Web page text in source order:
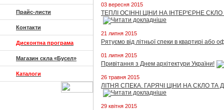
Прайс-листи
Контакти
Дисконтна програма
Магазин скла «Бусел»
Каталоги
03 вересня 2015
ТЕПЛІ ОСІННІ ЦІНИ НА ІНТЕР'ЄРНЕ
21 липня 2015
Рятуємо від літньої спеки в квартирі або
01 липня 2015
Привітання з Днем архітектури України!
26 травня 2015
ЛІТНЯ СПЕКА. ГАРЯЧІ ЦІНИ НА СКЛО ТА
29 квітня 2015